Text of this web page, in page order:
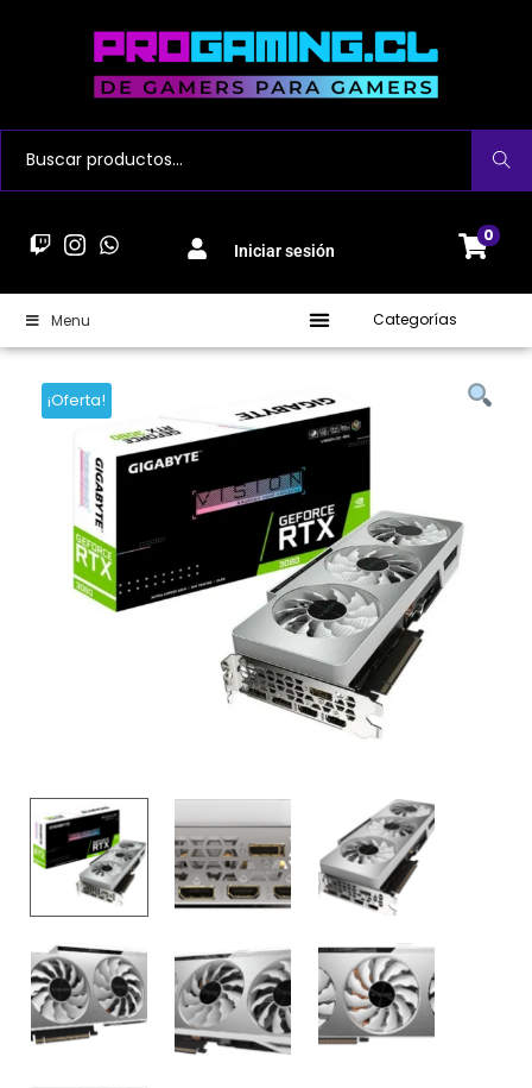
Buscar
Iniciar sesión
0
Menu Categorías
¡Oferta!